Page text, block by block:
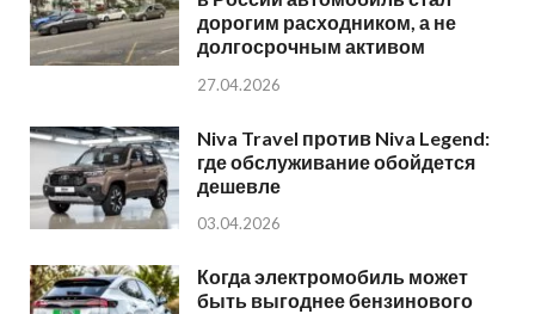
дорогим расходником, а не
долгосрочным активом
27.04.2026
Niva Travel против Niva Legend:
где обслуживание обойдется
дешевле
03.04.2026
Когда электромобиль может
быть выгоднее бензинового